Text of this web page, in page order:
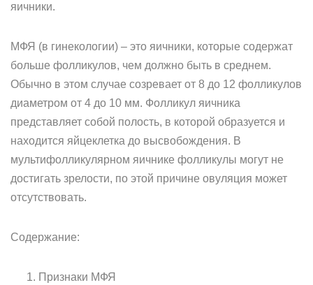
яичники.
МФЯ (в гинекологии) – это яичники, которые содержат
больше фолликулов, чем должно быть в среднем.
Обычно в этом случае созревает от 8 до 12 фолликулов
диаметром от 4 до 10 мм. Фолликул яичника
представляет собой полость, в которой образуется и
находится яйцеклетка до высвобождения. В
мультифолликулярном яичнике фолликулы могут не
достигать зрелости, по этой причине овуляция может
отсутствовать.
Содержание:
Признаки МФЯ